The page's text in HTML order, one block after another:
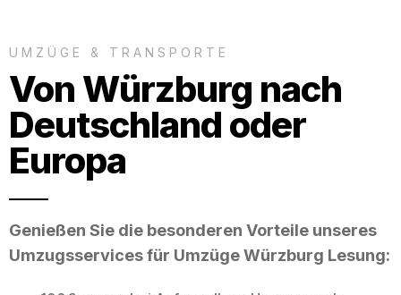
UMZÜGE & TRANSPORTE
Von Würzburg nach
Deutschland oder
Europa
Genießen Sie die besonderen Vorteile unseres
Umzugsservices für Umzüge Würzburg Lesung: